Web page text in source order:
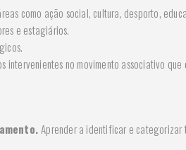
como ação social, cultura, desporto,
e estagiários.
intervenientes no movimento associativo
Aprender a identificar e categorizar